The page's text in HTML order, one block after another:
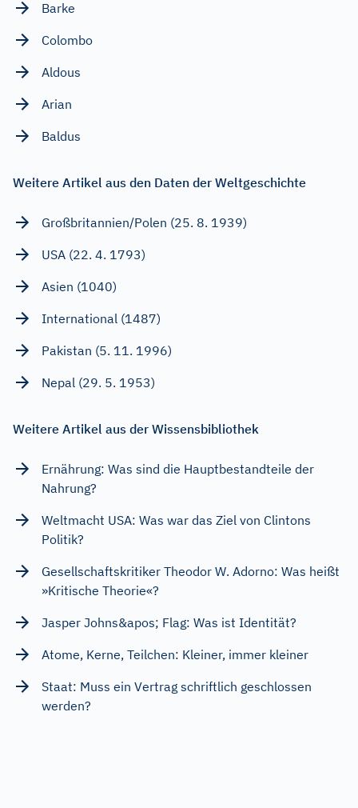
Barke
Colombo
Aldous
Arian
Baldus
Weitere Artikel aus den Daten der Weltgeschichte
Großbritannien/Polen (25. 8. 1939)
USA (22. 4. 1793)
Asien (1040)
International (1487)
Pakistan (5. 11. 1996)
Nepal (29. 5. 1953)
Weitere Artikel aus der Wissensbibliothek
Ernährung: Was sind die Hauptbestandteile der
Nahrung?
Weltmacht USA: Was war das Ziel von Clintons
Politik?
Gesellschaftskritiker Theodor W. Adorno: Was heißt
»Kritische Theorie«?
Jasper Johns&apos; Flag: Was ist Identität?
Atome, Kerne, Teilchen: Kleiner, immer kleiner
Staat: Muss ein Vertrag schriftlich geschlossen
werden?